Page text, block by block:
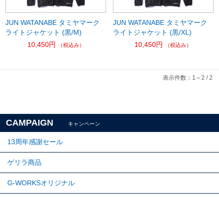
JUN WATANABE タミヤマーク
ライトジャケット (黒/M)
10,450円
（税込み）
JUN WATANABE タミヤマーク
ライトジャケット (黒/XL)
10,450円
（税込み）
表示件数：1～2 / 2
CAMPAIGN キャンペーン
13周年感謝セール
ゲリラ商品
G-WORKSオリジナル